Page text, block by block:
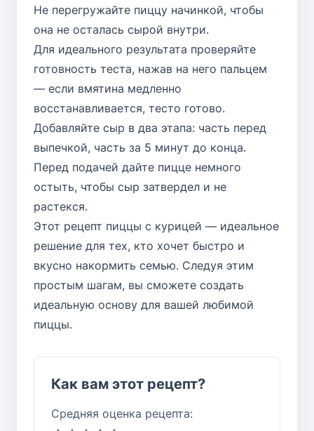
Не перегружайте пиццу начинкой, чтобы
она не осталась сырой внутри.
Для идеального результата проверяйте
готовность теста, нажав на него пальцем
— если вмятина медленно
восстанавливается, тесто готово.
Добавляйте сыр в два этапа: часть перед
выпечкой, часть за 5 минут до конца.
Перед подачей дайте пицце немного
остыть, чтобы сыр затвердел и не
растекся.
Этот рецепт пиццы с курицей — идеальное
решение для тех, кто хочет быстро и
вкусно накормить семью. Следуя этим
простым шагам, вы сможете создать
идеальную основу для вашей любимой
пиццы.
Как вам этот рецепт?
Средняя оценка рецепта: